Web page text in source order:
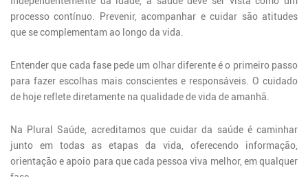
processo contínuo. Prevenir, acompanhar e cuidar são atitudes
que se complementam ao longo da vida.
Entender que cada fase pede um olhar diferente é o primeiro passo
para fazer escolhas mais conscientes e responsáveis. O cuidado
de hoje reflete diretamente na qualidade de vida de amanhã.
Na Plural Saúde, acreditamos que cuidar da saúde é caminhar
junto em todas as etapas da vida, oferecendo informação,
orientação e apoio para que cada pessoa viva melhor, em qualquer